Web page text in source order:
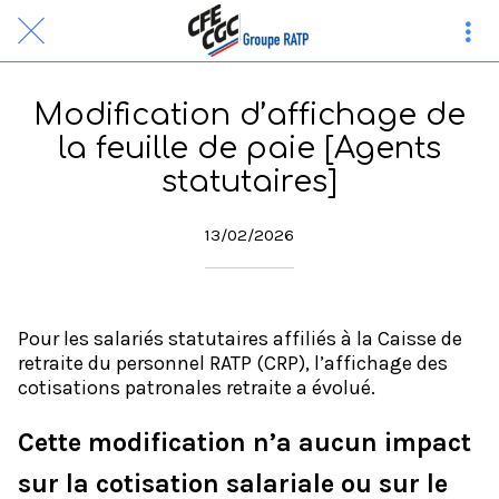
Modification d’affichage de
la feuille de paie [Agents
statutaires]
13/02/2026
Pour les salariés statutaires affiliés à la Caisse de
retraite du personnel RATP (CRP), l’affichage des
cotisations patronales retraite a évolué.
Cette modification n’a aucun impact
sur la cotisation salariale ou sur le